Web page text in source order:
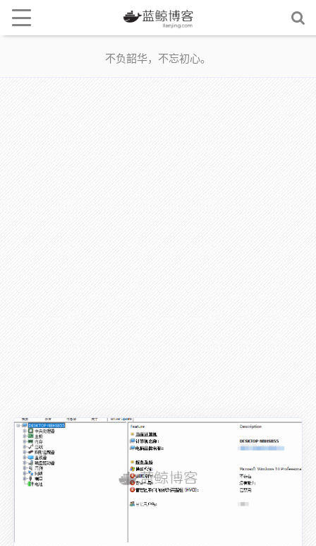
不负韶华，不忘初心。